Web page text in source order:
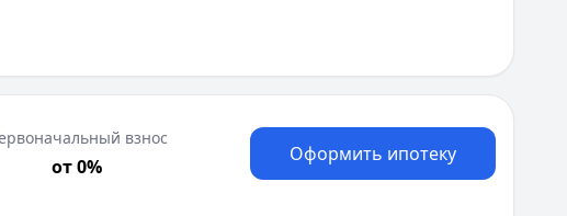
взнос
от 0%
Оформить ипотеку